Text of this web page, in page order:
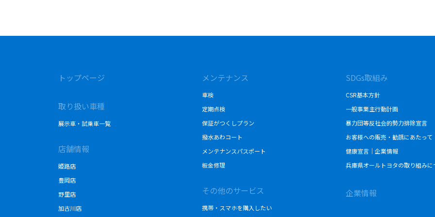
トップページ
取り扱い車種
展示車・試乗車一覧
店舗情報
姫路店
豊岡店
野里店
加古川店
メンテナンス
車検
定期点検
保証がつくしプラン
撥水あわコート
メンテナンスパスポート
板金修理
その他のサービス
携帯・スマホを購入したい
SDGs取組み
CSR基本方針
一般事業主行動計画
暴力団等反社会的勢力排除宣言
お客様への販売・勧誘にあたって
健康宣言｜企業情報
兵庫県オールトヨタの取り組みに
企業情報